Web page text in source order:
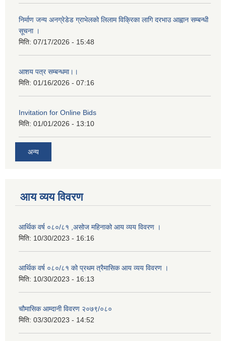
निर्माण जन्य अनग्रेडेड ग्राभेलको लिलाम विक्रिका लागि दरभाउ आह्वान सम्बन्धी
सूचना ।
मिति: 07/17/2026 - 15:48
आशय पत्र सम्बन्धमा।।
मिति: 01/16/2026 - 07:16
Invitation for Online Bids
मिति: 01/01/2026 - 13:10
अन्य
आय व्यय विवरण
आर्थिक वर्ष ०८०/८१ ,असोज महिनाको आय व्यय विवरण ।
मिति: 10/30/2023 - 16:16
आर्थिक वर्ष ०८०/८१ को प्रथम त्रैमासिक आय व्यय विवरण ।
मिति: 10/30/2023 - 16:13
चौमासिक आम्दानी विवरण २०७९/०८०
मिति: 03/30/2023 - 14:52